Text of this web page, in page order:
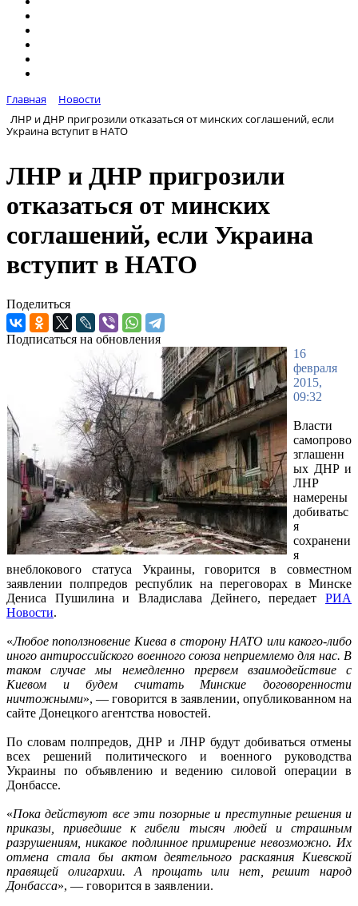
Главная
Новости
ЛНР и ДНР пригрозили отказаться от минских соглашений, если
Украина вступит в НАТО
ЛНР и ДНР пригрозили
отказаться от минских
соглашений, если Украина
вступит в НАТО
Поделиться
Подписаться на обновления
16
февраля
2015,
09:32
Власти
самопрово
зглашенн
ых ДНР и
ЛНР
намерены
добиватьс
я
сохранени
я
внеблокового статуса Украины, говорится в совместном
заявлении полпредов республик на переговорах в Минске
Дениса Пушилина и Владислава Дейнего, передает РИА
Новости.
«Любое поползновение Киева в сторону НАТО или какого-либо
иного антироссийского военного союза неприемлемо для нас. В
таком случае мы немедленно прервем взаимодействие с
Киевом и будем считать Минские договоренности
ничтожными», — говорится в заявлении, опубликованном на
сайте Донецкого агентства новостей.
По словам полпредов, ДНР и ЛНР будут добиваться отмены
всех решений политического и военного руководства
Украины по объявлению и ведению силовой операции в
Донбассе.
«Пока действуют все эти позорные и преступные решения и
приказы, приведшие к гибели тысяч людей и страшным
разрушениям, никакое подлинное примирение невозможно. Их
отмена стала бы актом деятельного раскаяния Киевской
правящей олигархии. А прощать или нет, решит народ
Донбасса», — говорится в заявлении.